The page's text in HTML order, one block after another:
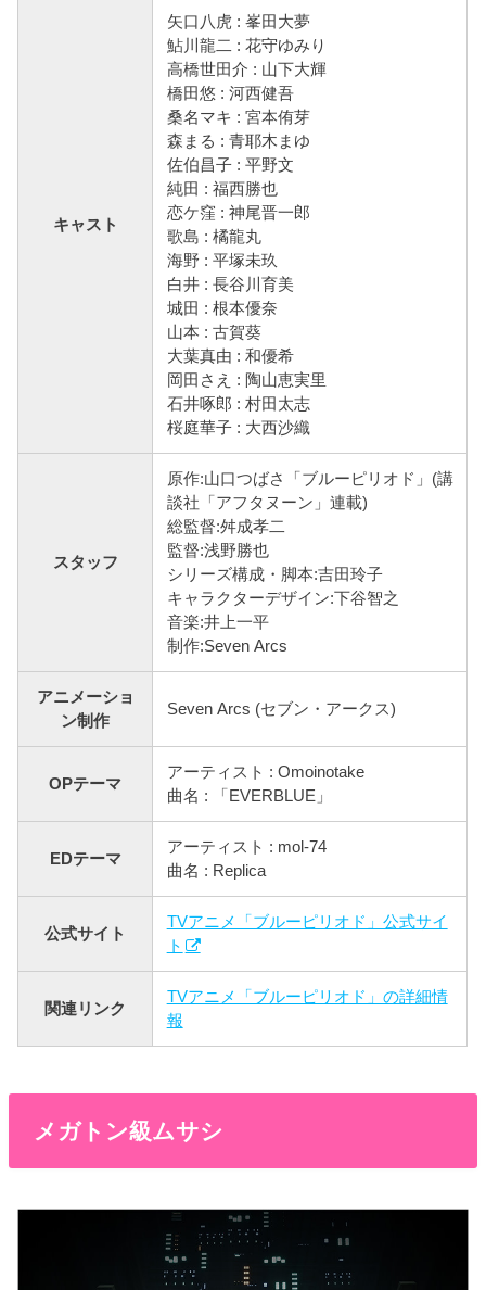
キャスト
矢口八虎 : 峯田大夢
鮎川龍二 : 花守ゆみり
高橋世田介 : 山下大輝
橋田悠 : 河西健吾
桑名マキ : 宮本侑芽
森まる : 青耶木まゆ
佐伯昌子 : 平野文
純田 : 福西勝也
恋ケ窪 : 神尾晋一郎
歌島 : 橘龍丸
海野 : 平塚未玖
白井 : 長谷川育美
城田 : 根本優奈
山本 : 古賀葵
大葉真由 : 和優希
岡田さえ : 陶山恵実里
石井啄郎 : 村田太志
桜庭華子 : 大西沙織
スタッフ
原作:山口つばさ「ブルーピリオド」(講
談社「アフタヌーン」連載)
総監督:舛成孝二
監督:浅野勝也
シリーズ構成・脚本:吉田玲子
キャラクターデザイン:下谷智之
音楽:井上一平
制作:Seven Arcs
アニメーショ
ン制作
Seven Arcs (セブン・アークス)
OPテーマ
アーティスト : Omoinotake
曲名 : 「EVERBLUE」
EDテーマ
アーティスト : mol-74
曲名 : Replica
公式サイト
TVアニメ「ブルーピリオド」公式サイ
ト
関連リンク
TVアニメ「ブルーピリオド」の詳細情
報
メガトン級ムサシ